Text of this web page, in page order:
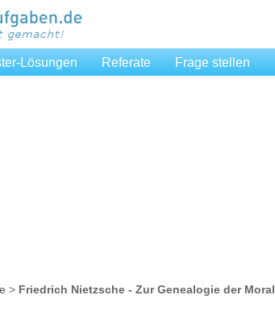
Lösungen Referate Frage stellen
> Friedrich Nietzsche - Zur Genealogie der Moral